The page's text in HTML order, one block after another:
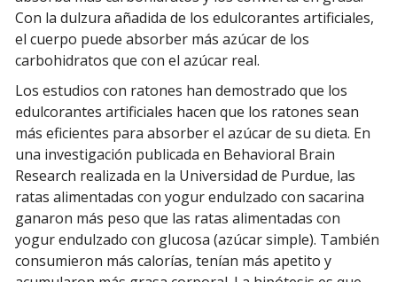
Con la dulzura añadida de los edulcorantes artificiales,
el cuerpo puede absorber más azúcar de los
carbohidratos que con el azúcar real.
Los estudios con ratones han demostrado que los
edulcorantes artificiales hacen que los ratones sean
más eficientes para absorber el azúcar de su dieta. En
una investigación publicada en Behavioral Brain
Research realizada en la Universidad de Purdue, las
ratas alimentadas con yogur endulzado con sacarina
ganaron más peso que las ratas alimentadas con
yogur endulzado con glucosa (azúcar simple). También
consumieron más calorías, tenían más apetito y